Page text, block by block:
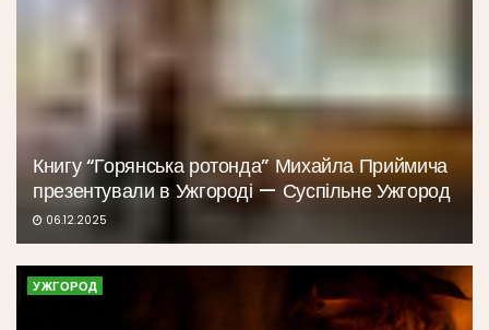
Книгу “Горянська ротонда” Михайла Приймича
презентували в Ужгороді — Суспільне Ужгород
06.12.2025
УЖГОРОД